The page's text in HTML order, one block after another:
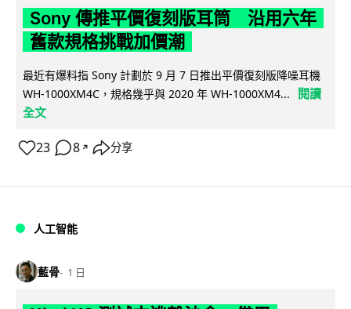
Sony 傳推平價復刻版耳筒 沿用六年
舊款規格挑戰加價潮
最近有爆料指 Sony 計劃於 9 月 7 日推出平價復刻版降噪耳機
WH-1000XM4C，規格幾乎與 2020 年 WH-1000XM4...
閱讀
全文
23 8 ↗ 分享
人工智能
藍骨 1 日